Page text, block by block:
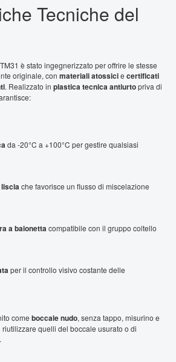
Tecniche del
è stato ingegnerizzato per offrire le stesse
originale, con materiali atossicie certificati
. Realizzato in plastica tecnica antiurtopriva di
da -20°C a +100°C per gestire qualsiasi
che favorisce un flusso di miscelazione
a baionettacompatibile con il gruppo coltello
per il controllo visivo costante delle
come boccale nudo, senza tappo, misurino e
quelli del boccale usurato o di